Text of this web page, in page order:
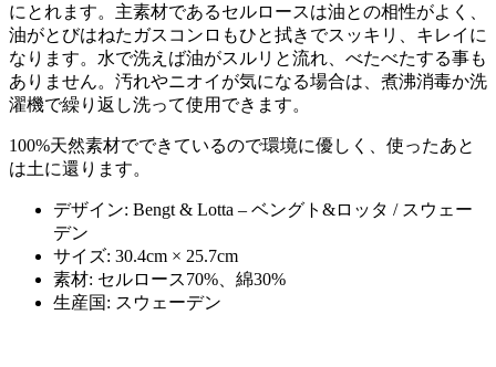
にとれます。主素材であるセルロースは油との相性がよく、
油がとびはねたガスコンロもひと拭きでスッキリ、キレイに
なります。水で洗えば油がスルリと流れ、べたべたする事も
ありません。汚れやニオイが気になる場合は、煮沸消毒か洗
濯機で繰り返し洗って使用できます。
100%天然素材でできているので環境に優しく、使ったあと
は土に還ります。
デザイン: Bengt & Lotta – ベングト&ロッタ / スウェー
デン
サイズ: 30.4cm × 25.7cm
素材: セルロース70%、綿30%
生産国: スウェーデン